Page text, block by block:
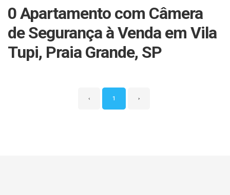
0 Apartamento com Câmera
de Segurança à Venda em Vila
Tupi, Praia Grande, SP
‹ 1 ›